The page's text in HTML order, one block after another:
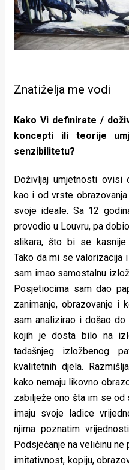
Znatiželja me vodi
Kako Vi definirate /
koncepti ili teorije
senzibilitetu?
Doživljaj umjetnosti ovisi
kao i od vrste
svoje ideale. Sa 12
provodio u Louvru, pa
slikara, što bi se kasnije
Tako da mi se valorizacija
sam imao samostalnu
Posjetiocima sam dao
zanimanje, obrazovanje i
sam analizirao i došao
kojih je dosta bilo na
tadašnjeg izložbenog
kvalitetnih djela.
kako nemaju likovno
zabilježe ono šta im se od
imaju svoje ladice
njima poznatim
Podsjećanje na veličinu
imitativnost, kopiju,